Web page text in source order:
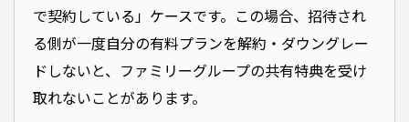
で契約している」ケースです。この場合、招待され
る側が一度自分の有料プランを解約・ダウングレー
ドしないと、ファミリーグループの共有特典を受け
取れないことがあります。